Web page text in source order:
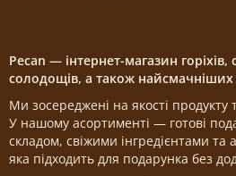
Pecan — інтернет-магазин горіхів,
солодощів, а також найсмачніших
Ми зосереджені на якості продукту
У нашому асортименті — готові
складом, свіжими інгредієнтами
яка підходить для подарунка без